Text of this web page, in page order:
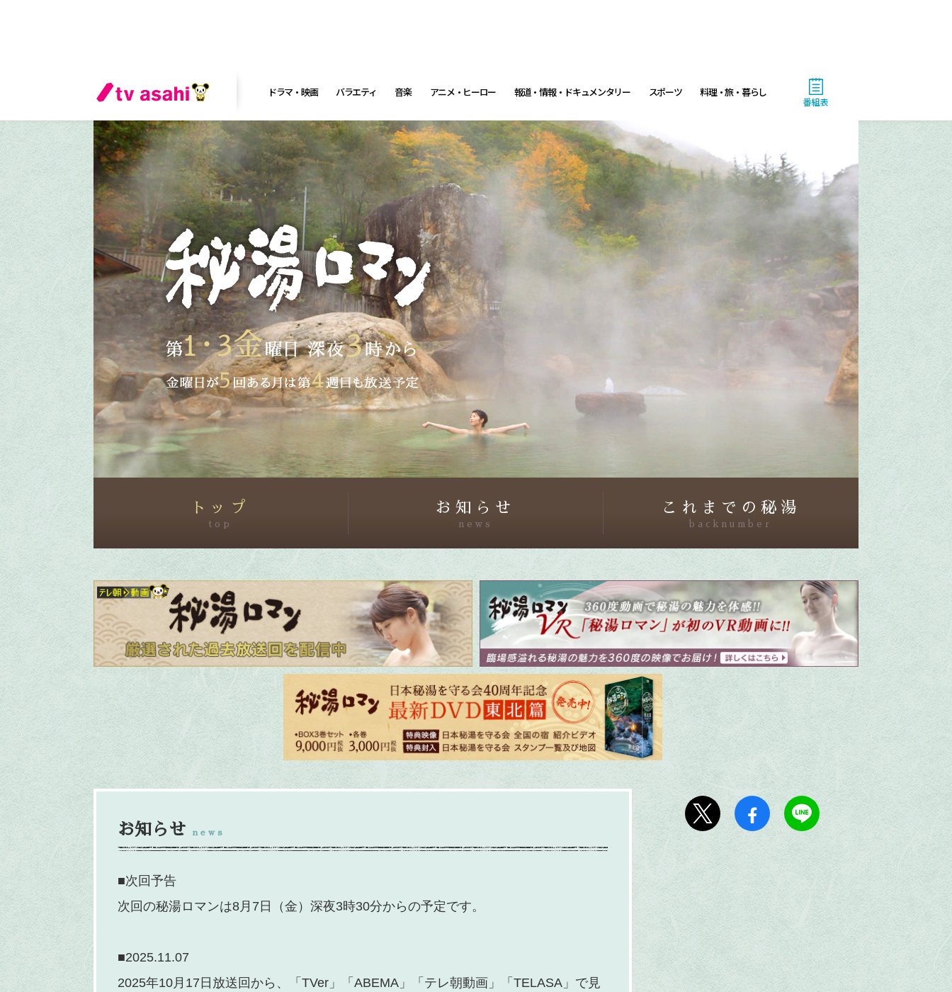
ドラマ・映画 バラエティ 音楽 アニメ・ヒーロー 報道・情報・ドキュメンタリー スポーツ 料理・旅・暮らし
番組表
トップ
top
お知らせ
news
これまでの秘湯
backnumber
お知らせ news
■次回予告
次回の秘湯ロマンは8月7日（金）深夜3時30分からの予定です。
■2025.11.07
2025年10月17日放送回から、「TVer」「ABEMA」「テレ朝動画」「TELASA」で見
あさ 4:00
おはよう!時代劇 暴れん坊将
グッド!モーニング
有働由美子の健康案内人! 夏
午前 10:10
じゅん散歩
午前 10:40
大下容子ワイド!スクランブル
午後 1:00
徹子の部屋 追悼・寿美花代さ
ん
午後 1:30
DAIGOも台所 ～きょうの献
立 何にする?～ 簡単!コーヒ
1:45
ANNニュース
TOKYO EVERYONE
1:55
午後もじゅん散歩
2:53